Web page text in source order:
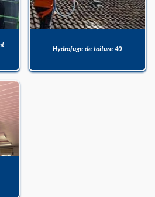
Hydrofuge de toiture 40